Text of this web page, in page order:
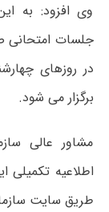
برگزار می شود.
مشاور عالی
طریق سایت